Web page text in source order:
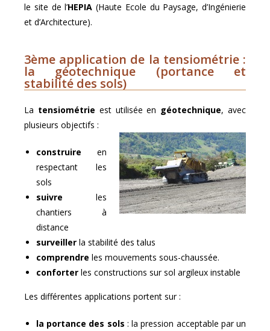
le site de l’HEPIA (Haute Ecole du Paysage, d’Ingénierie
et d’Architecture).
3ème application de la tensiométrie :
la géotechnique (portance et
stabilité des sols)
La tensiométrie est utilisée en géotechnique, avec
plusieurs objectifs :
construire en
respectant les
sols
suivre les
chantiers à
distance
surveiller la stabilité des talus
comprendre les mouvements sous-chaussée.
conforter les constructions sur sol argileux instable
Les différentes applications portent sur :
la portance des sols : la pression acceptable par un